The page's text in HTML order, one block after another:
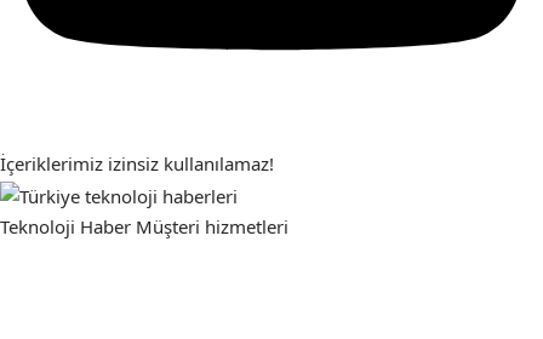
İçeriklerimiz izinsiz kullanılamaz!
Teknoloji Haber Müşteri hizmetleri